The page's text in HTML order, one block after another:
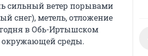
сильный ветер порывами
снег), метель, отложение
в Обь-Иртышском
окружающей среды.